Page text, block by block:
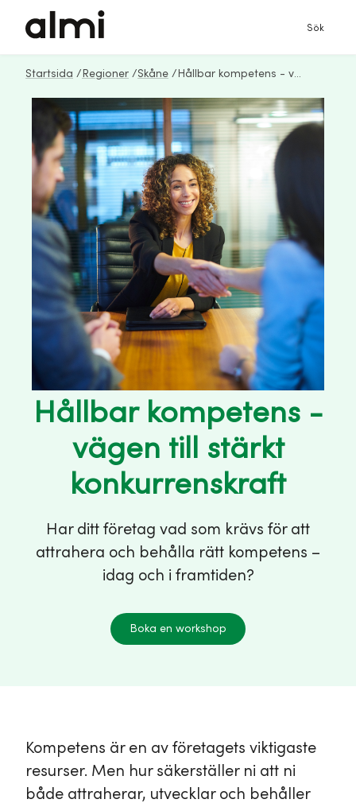
Sök
Startsida / Regioner /Skåne / Hållbar kompetens - vägen till stärkt konkurrenskraft
Hållbar kompetens -
vägen till stärkt
konkurrenskraft
Har ditt företag vad som krävs för att
attrahera och behålla rätt kompetens –
idag och i framtiden?
Boka en workshop
Kompetens är en av företagets viktigaste
resurser. Men hur säkerställer ni att ni
både attraherar, utvecklar och behåller